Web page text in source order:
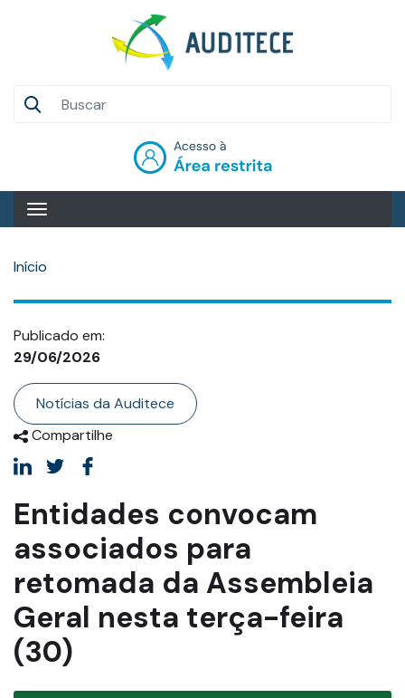
principal
Início
Publicado em:
29/06/2026
Categoria
Notícias da Auditece
Compartilhe
Entidades convocam
associados para
retomada da Assembleia
Geral nesta terça-feira
(30)